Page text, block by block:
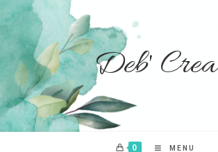
Deb' Crea
0 MENU